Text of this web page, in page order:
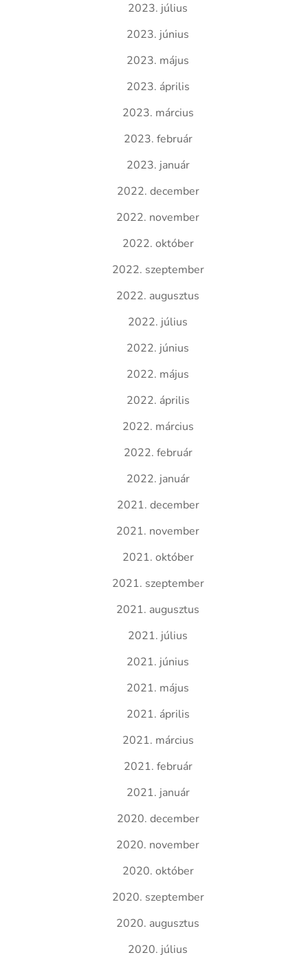
2023. július
2023. június
2023. május
2023. április
2023. március
2023. február
2023. január
2022. december
2022. november
2022. október
2022. szeptember
2022. augusztus
2022. július
2022. június
2022. május
2022. április
2022. március
2022. február
2022. január
2021. december
2021. november
2021. október
2021. szeptember
2021. augusztus
2021. július
2021. június
2021. május
2021. április
2021. március
2021. február
2021. január
2020. december
2020. november
2020. október
2020. szeptember
2020. augusztus
2020. július